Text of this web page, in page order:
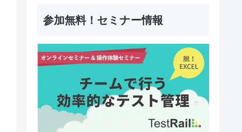
参加無料！セミナー情報